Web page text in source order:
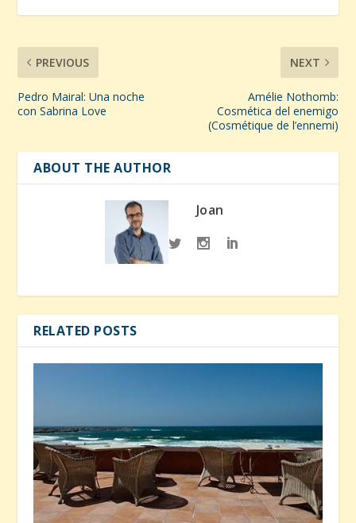
PREVIOUS
Pedro Mairal: Una noche
con Sabrina Love
NEXT
Amélie Nothomb:
Cosmética del enemigo
(Cosmétique de l’ennemi)
ABOUT THE AUTHOR
Joan
RELATED POSTS